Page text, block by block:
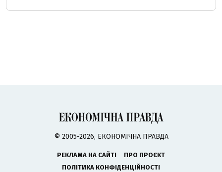
© 2005-2026, ЕКОНОМІЧНА ПРАВДА
РЕКЛАМА НА САЙТІ
ПРО ПРОЄКТ
ПОЛІТИКА КОНФІДЕНЦІЙНОСТІ